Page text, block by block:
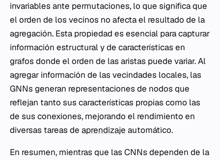
invariables ante permutaciones, lo que significa que
el orden de los vecinos no afecta el resultado de la
agregación. Esta propiedad es esencial para capturar
información estructural y de características en
grafos donde el orden de las aristas puede variar. Al
agregar información de las vecindades locales, las
GNNs generan representaciones de nodos que
reflejan tanto sus características propias como las
de sus conexiones, mejorando el rendimiento en
diversas tareas de aprendizaje automático.
En resumen, mientras que las CNNs dependen de la